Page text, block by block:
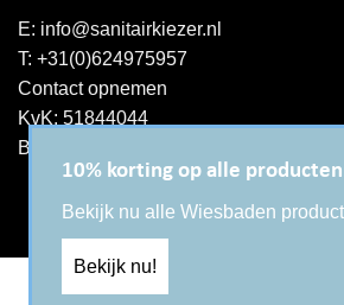
E: info@sanitairkiezer.nl
T: +31(0)624975957
Contact opnemen
KvK: 51844044
BTW-ID : NL001344060B15
Copyright 2026 ©
10% korting op alle
Bekijk nu alle Wiesbaden
Bekijk nu!